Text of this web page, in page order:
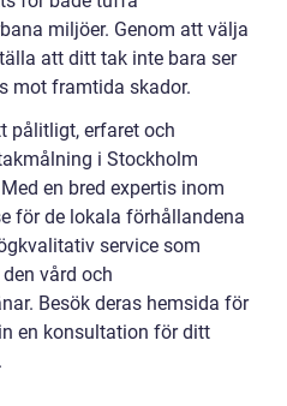
miljöer. Genom att välja
att ditt tak inte bara ser
mot framtida skador.
pålitligt, erfaret och
i Stockholm
en bred expertis inom
för de lokala förhållandena
service som
vård och
Besök deras hemsida för
en konsultation för ditt